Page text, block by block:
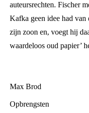
auteursrechten. Fischer
Kafka geen idee had van
zijn zoon en, voegt hij
waardeloos oud papier’
Max Brod
Opbrengsten